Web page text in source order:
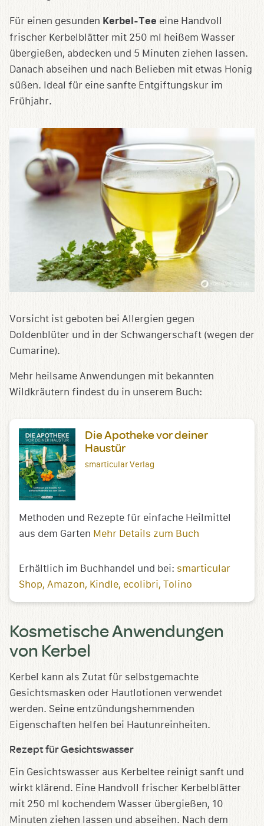
Für einen gesunden Kerbel-Tee eine Handvoll
frischer Kerbelblätter mit 250 ml heißem Wasser
übergießen, abdecken und 5 Minuten ziehen lassen.
Danach abseihen und nach Belieben mit etwas Honig
süßen. Ideal für eine sanfte Entgiftungskur im
Frühjahr.
Vorsicht ist geboten bei Allergien gegen
Doldenblüter und in der Schwangerschaft (wegen der
Cumarine).
Mehr heilsame Anwendungen mit bekannten
Wildkräutern findest du in unserem Buch:
Die Apotheke vor deiner
Haustür
smarticular Verlag
Methoden und Rezepte für einfache Heilmittel
aus dem Garten Mehr Details zum Buch
Erhältlich im Buchhandel und bei: smarticular
Shop Amazon Kindle ecolibri Tolino
Kosmetische Anwendungen
von Kerbel
Kerbel kann als Zutat für selbstgemachte
Gesichtsmasken oder Hautlotionen verwendet
werden. Seine entzündungshemmenden
Eigenschaften helfen bei Hautunreinheiten.
Rezept für Gesichtswasser
Ein Gesichtswasser aus Kerbeltee reinigt sanft und
wirkt klärend. Eine Handvoll frischer Kerbelblätter
mit 250 ml kochendem Wasser übergießen, 10
Minuten ziehen lassen und abseihen. Nach dem